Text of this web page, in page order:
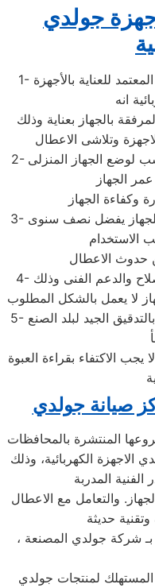
جولدي
1- يوصى مركز صيانة جولدي مصر المعتمد للعناية بالأجهزة
انه
بالجهاز بعناية وذلك
2- كذلك ضرورة اختيار المكان المناسب لوضع الجهاز المنزلى
الجهاز
3- تحديد موعد مناسب لعمل فحص للجهاز يفضل نصف سنوى
الاستخدام
4- الاختيار الصحيح لمقدم خدمة الاصلاح والدعم الفنى وذلك
5- التأكد من أصلية قطع الغيار وذلك بالتدقيق الجيد لبلد الصنع
الاكتفاء بقراءة العبوة
صيانة جولدي
المنتشرة بالمحافظات
الاجهزة الكهربائية، وذلك
الفنية المدربة
والتعامل مع الاعطال
حديثة
، نحن نراها تحاكي المعايير المتبعة بـ شركة جولدي المصنعة
لمنتجات جولدي